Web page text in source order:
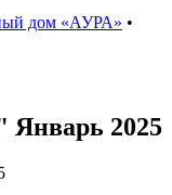
дом «АУРА» •
Январь 2025